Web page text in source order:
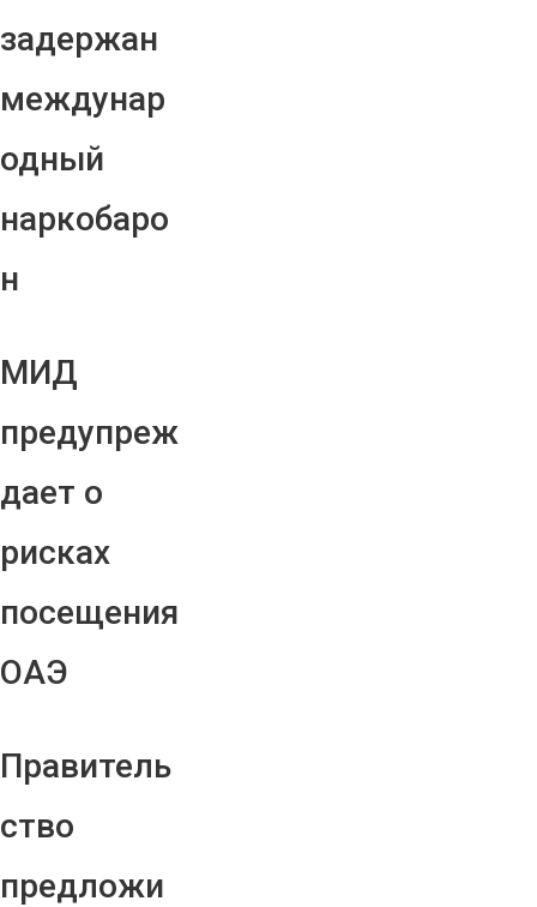
задержан
междунар
одный
наркобаро
н
МИД
предупреж
дает о
рисках
посещения
ОАЭ
Правитель
ство
предложи